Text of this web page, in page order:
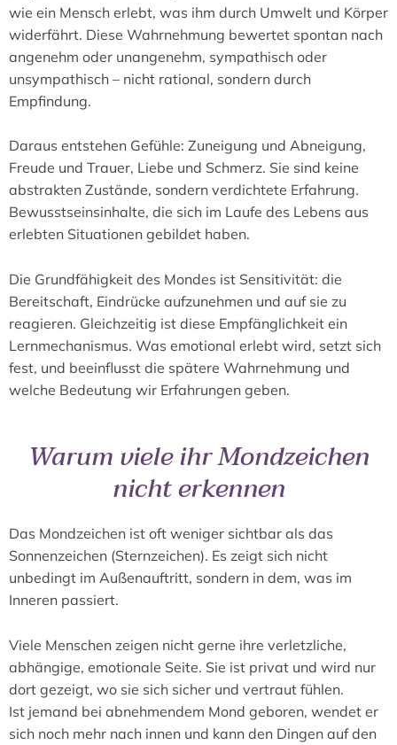
wie ein Mensch erlebt, was ihm durch Umwelt und Körper
widerfährt. Diese Wahrnehmung bewertet spontan nach
angenehm oder unangenehm, sympathisch oder
unsympathisch – nicht rational, sondern durch
Empfindung.
Daraus entstehen Gefühle: Zuneigung und Abneigung,
Freude und Trauer, Liebe und Schmerz. Sie sind keine
abstrakten Zustände, sondern verdichtete Erfahrung.
Bewusstseinsinhalte, die sich im Laufe des Lebens aus
erlebten Situationen gebildet haben.
Die Grundfähigkeit des Mondes ist Sensitivität: die
Bereitschaft, Eindrücke aufzunehmen und auf sie zu
reagieren. Gleichzeitig ist diese Empfänglichkeit ein
Lernmechanismus. Was emotional erlebt wird, setzt sich
fest, und beeinflusst die spätere Wahrnehmung und
welche Bedeutung wir Erfahrungen geben.
Warum viele ihr Mondzeichen
nicht erkennen
Das Mondzeichen ist oft weniger sichtbar als das
Sonnenzeichen (Sternzeichen). Es zeigt sich nicht
unbedingt im Außenauftritt, sondern in dem, was im
Inneren passiert.
Viele Menschen zeigen nicht gerne ihre verletzliche,
abhängige, emotionale Seite. Sie ist privat und wird nur
dort gezeigt, wo sie sich sicher und vertraut fühlen.
Ist jemand bei abnehmendem Mond geboren, wendet er
sich noch mehr nach innen und kann den Dingen auf den